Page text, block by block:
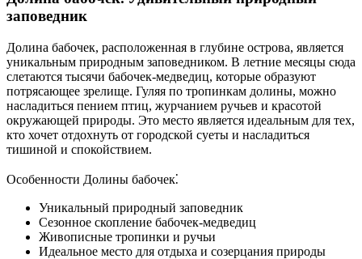
заповедник
Долина бабочек, расположенная в глубине острова, является
уникальным природным заповедником. В летние месяцы сюда
слетаются тысячи бабочек-медведиц, которые образуют
потрясающее зрелище. Гуляя по тропинкам долины, можно
насладиться пением птиц, журчанием ручьев и красотой
окружающей природы. Это место является идеальным для тех,
кто хочет отдохнуть от городской суеты и насладиться
тишиной и спокойствием.
Особенности Долины бабочек⁚
Уникальный природный заповедник
Сезонное скопление бабочек-медведиц
Живописные тропинки и ручьи
Идеальное место для отдыха и созерцания природы